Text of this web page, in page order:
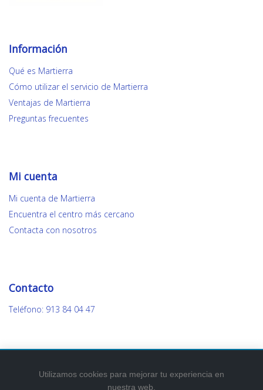
Información
Qué es Martierra
Cómo utilizar el servicio de Martierra
Ventajas de Martierra
Preguntas frecuentes
Mi cuenta
Mi cuenta de Martierra
Encuentra el centro más cercano
Contacta con nosotros
Contacto
Teléfono: 913 84 04 47
Utilizamos cookies para mejorar tu experiencia en
nuestra web.